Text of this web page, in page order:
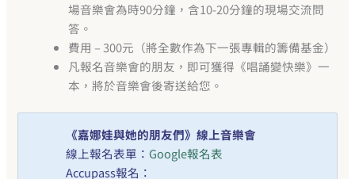
場音樂會為時90分鐘，含10-20分鐘的現場交流問
答。
費用 – 300元（將全數作為下一張專輯的籌備基金）
凡報名音樂會的朋友，即可獲得《唱誦變快樂》一
本，將於音樂會後寄送給您。
《嘉娜娃與她的朋友們》線上音樂會
線上報名表單： Google報名表
Accupass報名：